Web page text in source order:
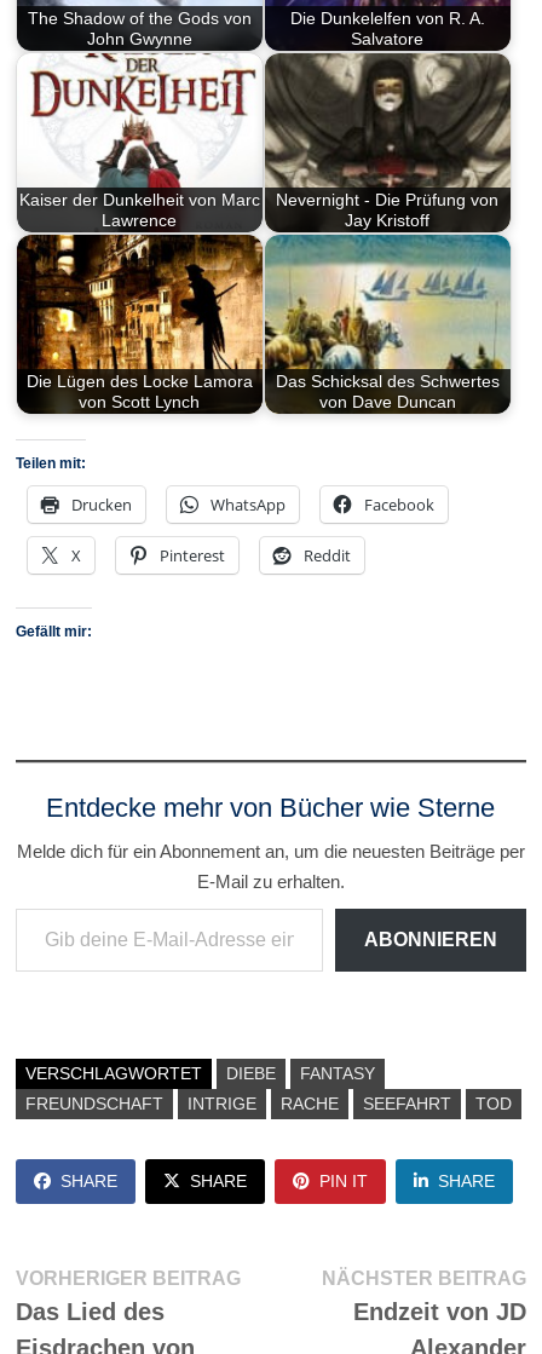
The Shadow of the Gods von
John Gwynne
Die Dunkelelfen von R. A.
Salvatore
Kaiser der Dunkelheit von Marc
Lawrence
Nevernight - Die Prüfung von
Jay Kristoff
Die Lügen des Locke Lamora
von Scott Lynch
Das Schicksal des Schwertes
von Dave Duncan
Teilen mit:
Drucken WhatsApp Facebook
X Pinterest Reddit
Gefällt mir:
Entdecke mehr von Bücher wie Sterne
Melde dich für ein Abonnement an, um die neuesten Beiträge per
E-Mail zu erhalten.
Gib deine E-Mail-Adresse ein ...
ABONNIEREN
VERSCHLAGWORTET DIEBE
FANTASY
FREUNDSCHAFT
INTRIGE RACHE SEEFAHRT TOD
SHARE SHARE PIN IT SHARE
Beitragsnavigation
VORHERIGER BEITRAGVorheriger
Das Lied des
Eisdrachen von
NÄCHSTER BEITRAG
Endzeit von JD
Alexander